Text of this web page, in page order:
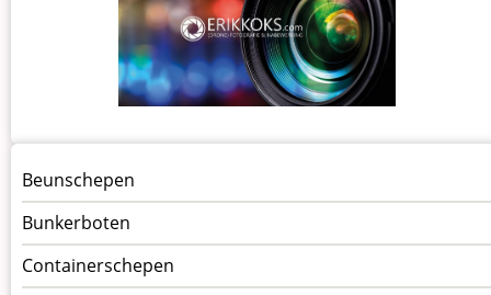
Menu
Schepen
Beunschepen
Bunkerboten
Containerschepen